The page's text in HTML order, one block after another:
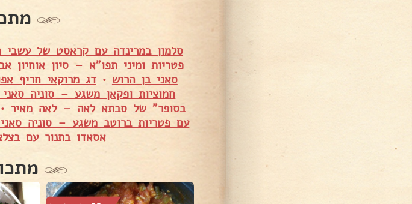
סלמון במרינדה עם קראסט של עשבי
פטריות ומיני תפו"א – סיון אוחיון
סאני בן הרוש •דג מרוקאי חריף
חמוציות ופקאן משגע – סוניה
בסופר" של סבתא לאה – לאה מאיר
עם פטריות ברוטב משגע – סוניה
אסאדו בתנור עם